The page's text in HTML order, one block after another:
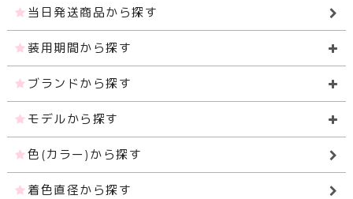
当日発送商品から探す
装用期間から探す
ブランドから探す
モデルから探す
色(カラー)から探す
着色直径から探す